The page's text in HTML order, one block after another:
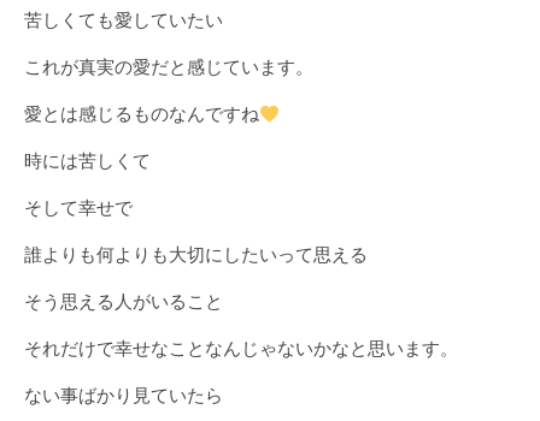
苦しくても愛していたい
これが真実の愛だと感じています。
愛とは感じるものなんですね
時には苦しくて
そして幸せで
誰よりも何よりも大切にしたいって思える
そう思える人がいること
それだけで幸せなことなんじゃないかなと思います。
ない事ばかり見ていたら